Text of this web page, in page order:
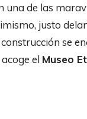
una de las
justo
se
el Museo